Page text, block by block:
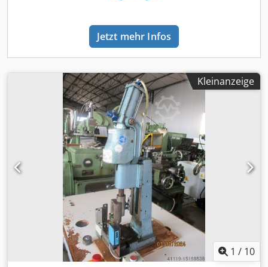
Jetzt mehr Infos
Kleinanzeige
1 / 10